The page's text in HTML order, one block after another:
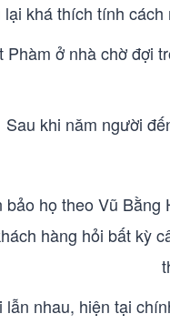
lại khá thích tính
Phàm ở nhà chờ đợi
Sau khi năm người
họ theo Vũ
hàng hỏi bất kỳ
nhau, hiện tại